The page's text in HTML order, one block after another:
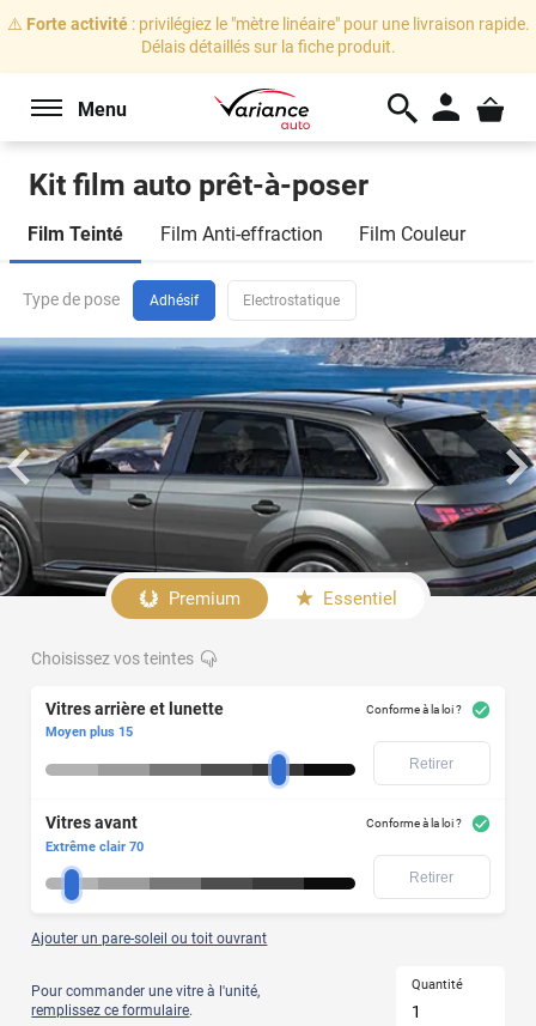
⚠️ Forte activité: privilégiez le "mètre linéaire" pour une livraison rapide.
Délais détaillés sur la fiche produit.
Menu
Kit film auto prêt-à-poser
Film Teinté Film Anti-effraction Film Couleur
Type de pose Adhésif Electrostatique
Premium Essentiel
Choisissez vos teintes
Vitres arrière et lunette Conforme à la loi ?
Moyen plus 15
Retirer
Vitres avant Conforme à la loi ?
Extrême clair 70
Retirer
Ajouter un pare-soleil ou toit ouvrant
Pour commander une vitre à l'unité,
remplissez ce formulaire.
Quantité
5 portes (2006 - 2012)
Conseils
pose
:
L'adhérence
du
film
sur
polycarbonate
pas
garanti
Vitres
lunette
Vitres
de
voiture
Sélectionnez votre marque
Modèle
Sélectionnez votre modèle
Carrosserie
Sélectionnez votre carrosserie
Afficher
le
produit
Votre
de
voiture
figure
notre
liste
?
Alors
optez
le
à
la